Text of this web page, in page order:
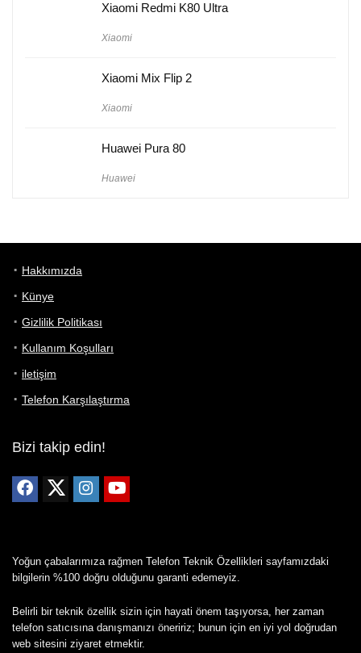
Xiaomi Redmi K80 Ultra
Xiaomi
Xiaomi Mix Flip 2
Xiaomi
Huawei Pura 80
Huawei
Hakkımızda
Künye
Gizlilik Politikası
Kullanım Koşulları
iletişim
Telefon Karşılaştırma
Bizi takip edin!
Yoğun çabalarımıza rağmen Telefon Teknik Özellikleri sayfamızdaki
bilgilerin %100 doğru olduğunu garanti edemeyiz.
Belirli bir teknik özellik sizin için hayati önem taşıyorsa, her zaman
telefon satıcısına danışmanızı öneririz; bunun için en iyi yol doğrudan
web sitesini ziyaret etmektir.